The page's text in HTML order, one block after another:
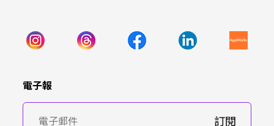
電子報
訂閱